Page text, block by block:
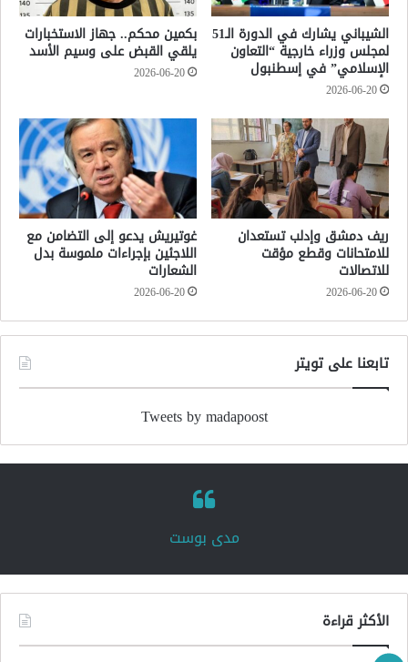
الشيباني يشارك في الدورة الـ51
لمجلس وزراء خارجية “التعاون
الإسلامي” في إسطنبول
2026-06-20
بكمين محكم.. جهاز الاستخبارات
يلقي القبض على وسيم الأسد
2026-06-20
ريف دمشق وإدلب تستعدان
للامتحانات وقطع مؤقت
للاتصالات
2026-06-20
غوتيريش يدعو إلى التضامن مع
اللاجئين بإجراءات ملموسة بدل
الشعارات
2026-06-20
تابعنا على تويتر
Tweets by madapoost
‏مدى بوست‏
الأكثر قراءة